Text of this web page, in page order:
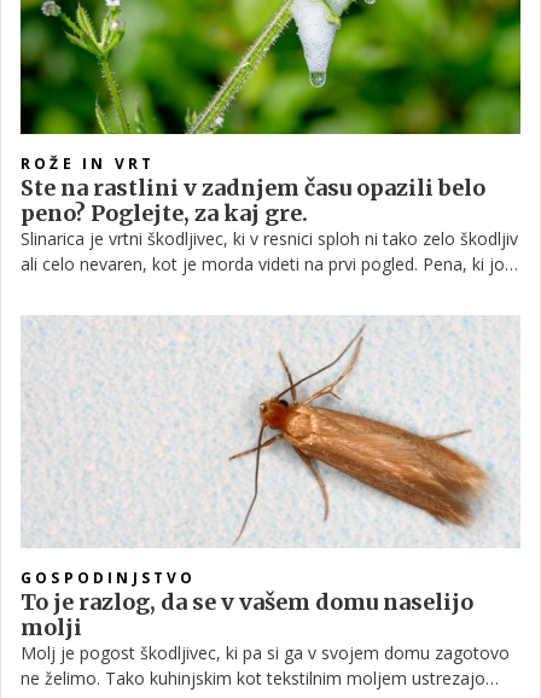
ROŽE IN VRT
Ste na rastlini v zadnjem času opazili belo
peno? Poglejte, za kaj gre.
Slinarica je vrtni škodljivec, ki v resnici sploh ni tako zelo škodljiv
ali celo nevaren, kot je morda videti na prvi pogled. Pena, ki jo
primerov tam le zato, da se ličinka vanjo lahko skrije.
GOSPODINJSTVO
To je razlog, da se v vašem domu naselijo
molji
Molj je pogost škodljivec, ki pa si ga v svojem domu zagotovo
ne želimo. Tako kuhinjskim kot tekstilnim moljem ustrezajo